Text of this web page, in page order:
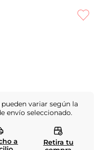
variar según la
envío seleccionado.
a
Retira tu